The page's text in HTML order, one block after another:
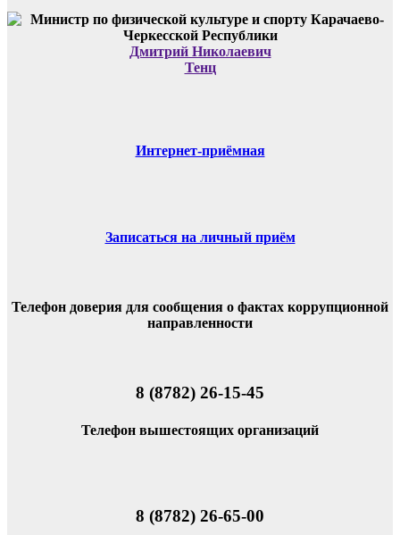
Дмитрий Николаевич
Тенц
Интернет-приёмная
Записаться на личный приём
Телефон доверия для сообщения о фактах коррупционной
направленности
8 (8782) 26-15-45
Телефон вышестоящих организаций
8 (8782) 26-65-00